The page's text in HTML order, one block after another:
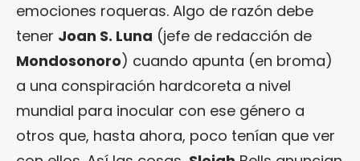
emociones roqueras. Algo de razón debe
tener Joan S. Luna (jefe de redacción de
Mondosonoro) cuando apunta (en broma)
a una conspiración hardcoreta a nivel
mundial para inocular con ese género a
otros que, hasta ahora, poco tenían que ver